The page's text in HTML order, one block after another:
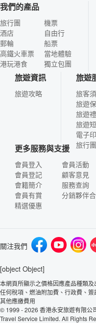
我們的產品
旅行團
酒店
郵輪
高鐵火車票
港玩港食
機票
自由行
船票
當地體驗
獨立包團
旅遊資訊
旅遊攻略
旅遊
旅客
旅遊
旅遊
旅遊
電子
旅行
更多服務與支援
會員登入
會員登記
會籍簡介
會員有賞
精選優惠
會員活動
顧客意見
服務查詢
分銷夥伴
關注我們
[object Object]
本網頁所顯示之價格因應產品種類
任何稅項、燃油附加費、行政費、
其他應繳費用
© 1999 - 2026 香港永安旅遊有限公
Travel Service Limited. All Rights